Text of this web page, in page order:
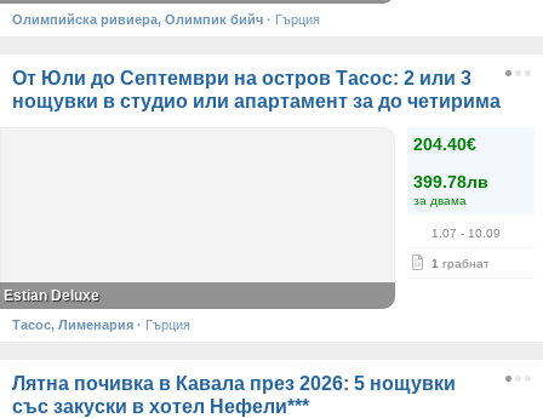
Олимпийска ривиера, Олимпик бийч · Гърция
От Юли до Септември на остров Тасос: 2 или 3
нощувки в студио или апартамент за до четирима
204.40€
399.78лв
за двама
1.07 - 10.09
1 грабнат
Estian Deluxe
Тасос, Лименария · Гърция
Лятна почивка в Кавала през 2026: 5 нощувки
със закуски в хотел Нефели***